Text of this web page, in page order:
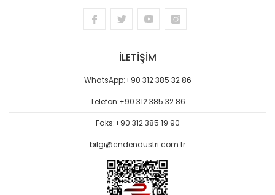
İLETİŞİM
WhatsApp:+90 312 385 32 86
Telefon:+90 312 385 32 86
Faks:+90 312 385 19 90
bilgi@cndendustri.com.tr